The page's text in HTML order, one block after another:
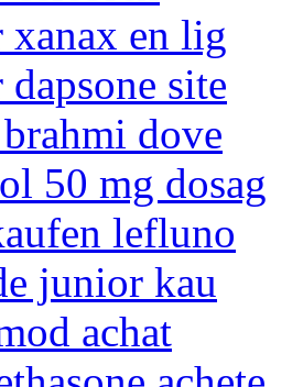
xanax en lig
dapsone site
dove
50 mg dosag
lefluno
junior kau
achat